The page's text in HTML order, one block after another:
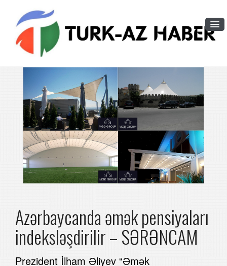
Azərbaycanda əmək pensiyaları
indeksləşdirilir – SƏRƏNCAM
Prezident İlham Əliyev “Əmək